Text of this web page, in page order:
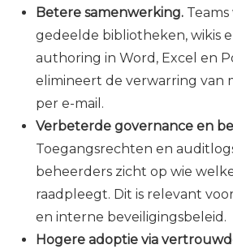
Betere samenwerking.
gedeelde bibliotheken, wikis
authoring in Word, Excel en
elimineert de verwarring van
per e-mail.
Verbeterde governance en
Toegangsrechten en
beheerders zicht op wie
raadpleegt. Dit is relevant
en interne beveiligingsbeleid.
Hogere adoptie via